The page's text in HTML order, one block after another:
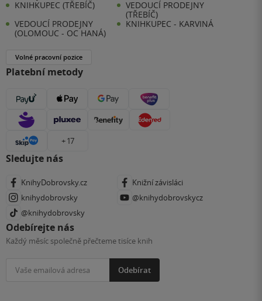
KNIHKUPEC (TŘEBÍČ)
VEDOUCÍ PRODEJNY
(TŘEBÍČ)
VEDOUCÍ PRODEJNY
(OLOMOUC - OC HANÁ)
KNIHKUPEC - KARVINÁ
Volné pracovní pozice
Platební metody
+ 17
Sledujte nás
KnihyDobrovsky.cz
Knižní závisláci
knihydobrovsky
@knihydobrovskycz
@knihydobrovsky
Odebírejte nás
Každý měsíc společně přečteme tisíce knih
Odebírat